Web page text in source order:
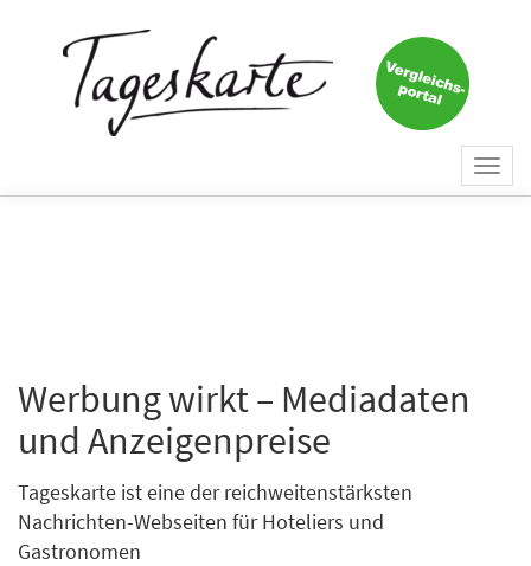
Werbung wirkt – Mediadaten
und Anzeigenpreise
Tageskarte ist eine der reichweitenstärksten
Nachrichten-Webseiten für Hoteliers und
Gastronomen